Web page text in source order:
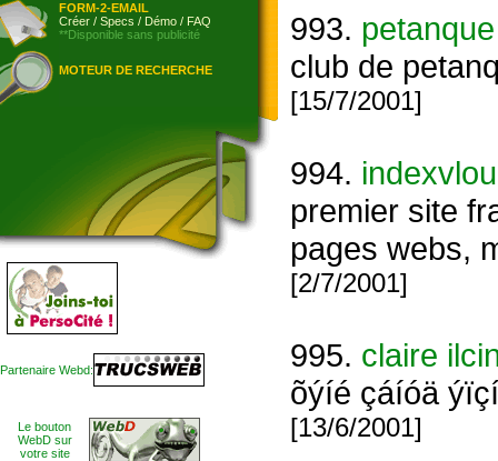
FORM-2-EMAIL
Créer / Specs / Démo / FAQ
**Disponible sans publicité
MOTEUR DE RECHERCHE
Partenaire Webd:
Le bouton
WebD sur
votre site
993.
club de
[15/7/2001]
994.
premier site
pages webs,
[2/7/2001]
995. claire
õýíé çáíóä
[13/6/2001]